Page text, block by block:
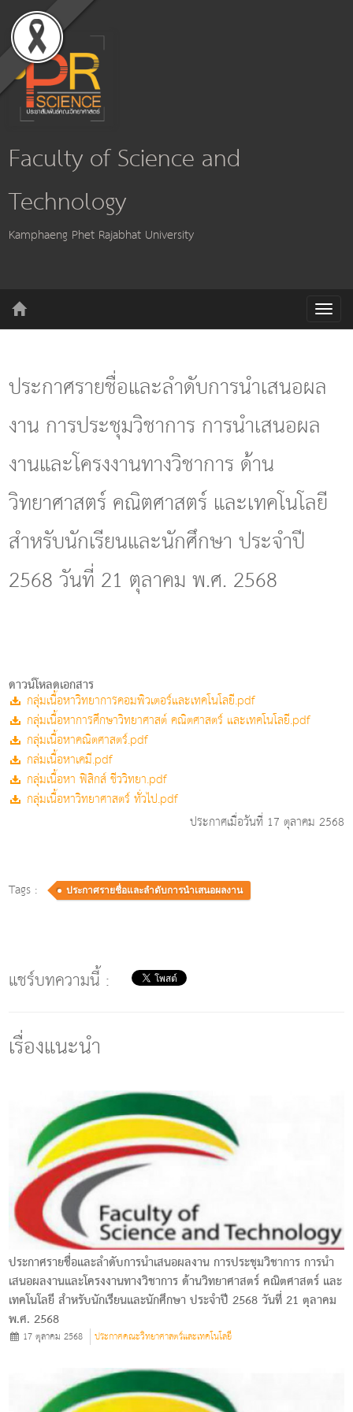
Faculty of Science and
Technology
Kamphaeng Phet Rajabhat University
T
o
e
t
i
ประกาศรายชื่อและลำดับการนำเสนอผล
งาน การประชุมวิชาการ การนำเสนอผล
งานและโครงงานทางวิชาการ ด้าน
วิทยาศาสตร์ คณิตศาสตร์ และเทคโนโลยี
สำหรับนักเรียนและนักศึกษา ประจำปี
2568 วันที่ 21 ตุลาคม พ.ศ. 2568
ดาวน์โหลดเอกสาร
กลุ่มเนื้อหาวิทยาการคอมพิวเตอร์และเทคโนโลยี.pdf
กลุ่มเนื้อหาการศึกษาวิทยาศาสต์ คณิตศาสตร์ และเทคโนโลยี.pdf
กลุ่มเนื้อหาคณิตศาสตร์.pdf
กล่มเนื้อหาเคมี.pdf
กลุ่มเนื้อหา ฟิสิกส์ ชีววิทยา.pdf
กลุ่มเนื้อหาวิทยาศาสตร์ ทั่วไป.pdf
ประกาศเมื่อวันที่ 17 ตุลาคม 2568
Tags : ประกาศรายชื่อและลำดับการนำเสนอผลงาน
แชร์บทความนี้ :
เรื่องแนะนำ
ประกาศรายชื่อและลำดับการนำเสนอผลงาน การประชุมวิชาการ การนำ
เสนอผลงานและโครงงานทางวิชาการ ด้านวิทยาศาสตร์ คณิตศาสตร์ และ
เทคโนโลยี สำหรับนักเรียนและนักศึกษา ประจำปี 2568 วันที่ 21 ตุลาคม
พ.ศ. 2568
17 ตุลาคม 2568 ประกาศคณะวิทยาศาสตร์และเทคโนโลยี